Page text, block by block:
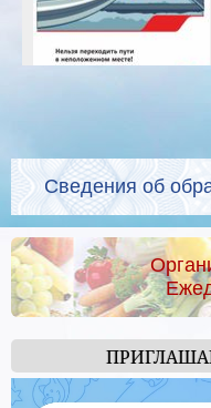
Сведения об